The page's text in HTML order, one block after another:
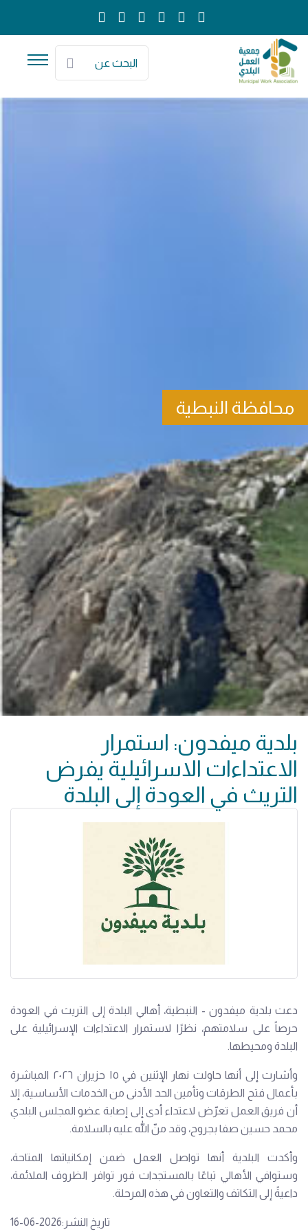
البحث عن
محافظة النبطية
بلدية ميفدون: استمرار
الاعتداءات الاسرائيلية يفرض
التريث في العودة إلى البلدة
دعت بلدية ميفدون - النبطية، أهالي البلدة إلى التريث في العودة
حرصاً على سلامتهم، نظرًا لاستمرار الاعتداءات الإسرائيلية على
البلدة ومحيطها.
وأشارت إلى أنها حاولت نهار الإثنين في ١٥ حزيران ٢٠٢٦ المباشرة
بأعمال فتح الطرقات وتأمين الحد الأدنى من الخدمات الأساسية، إلا
أن فريق العمل تعرّض لاعتداء أدى إلى إصابة عضو المجلس البلدي
محمد حسين صفا بجروح، وقد منّ الله عليه بالسلامة.
وأكدت البلدية أنها تواصل العمل ضمن إمكانياتها المتاحة،
وستوافي الأهالي تباعًا بالمستجدات فور توافر الظروف الملائمة،
داعيةً إلى التكاتف والتعاون في هذه المرحلة.
تاريخ النشر:2026-06-16